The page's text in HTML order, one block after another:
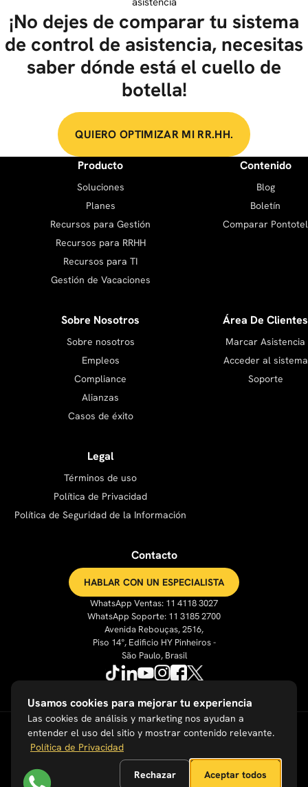
¡No dejes de comparar tu sistema
de control de asistencia, necesitas
saber dónde está el cuello de
botella!
QUIERO OPTIMIZAR MI RR.HH.
Producto
Soluciones
Planes
Recursos para Gestión
Recursos para RRHH
Recursos para TI
Gestión de Vacaciones
Contenido
Blog
Boletín
Comparar Pontotel
Sobre Nosotros
Sobre nosotros
Empleos
Compliance
Alianzas
Casos de éxito
Área De Clientes
Marcar Asistencia
Acceder al sistema
Soporte
Legal
Términos de uso
Política de Privacidad
Política de Seguridad de la Información
Contacto
HABLAR CON UN ESPECIALISTA
WhatsApp Ventas: 11 4118 3027
WhatsApp Soporte: 11 3185 2700
Avenida Rebouças, 2516,
Piso 14°, Edificio HY Pinheiros -
São Paulo, Brasil
Corazón en las personas, ojos en el futuro y manos en la obra.
Usamos cookies para mejorar tu experiencia
Las cookies de análisis y marketing nos ayudan a
entender el uso del sitio y mostrar contenido relevante.
Política de Privacidad
Rechazar Aceptar todos